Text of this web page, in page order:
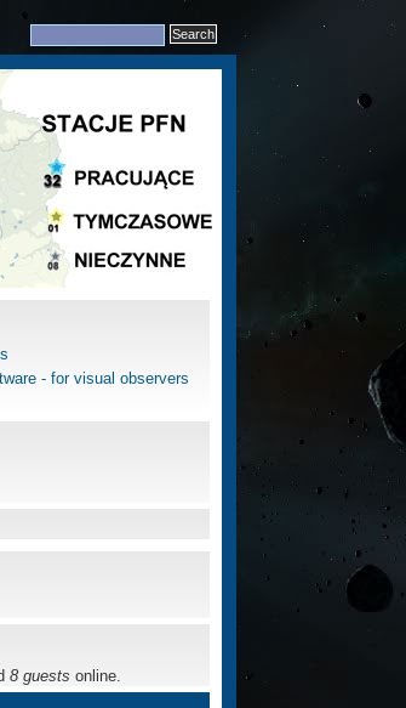
- for visual observers
8 guests online.